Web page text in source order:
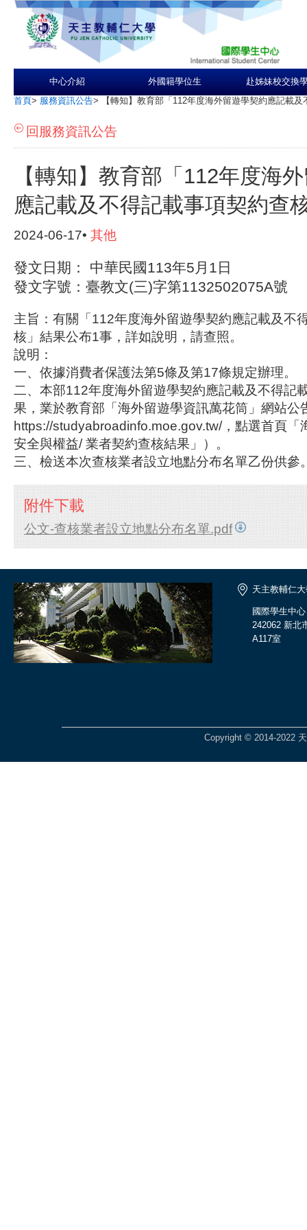
中心介紹 外國籍學位生 赴姊妹校交換
首頁> 服務資訊公告> 【轉知】教育部「112年度海外留遊學契約應記載
回服務資訊公告
【轉知】教育部「112年度海
應記載及不得記載事項契約查
2024-06-17• 其他
發文日期： 中華民國113年5月1日
發文字號：臺教文(三)字第1132502075A號
主旨：有關「112年度海外留遊學契約應記載及不
核」結果公布1事，詳如說明，請查照。
說明：
一、依據消費者保護法第5條及第17條規定辦理。
二、本部112年度海外留遊學契約應記載及不得記
果，業於教育部「海外留遊學資訊萬花筒」網站公
https://studyabroadinfo.moe.gov.tw/，點選首頁「
安全與權益/ 業者契約查核結果」）。
三、檢送本次查核業者設立地點分布名單乙份供參
附件下載
公文-查核業者設立地點分布名單.pdf
天主教輔仁
國際學生中心
242062 新北
A117室
Copyright © 2014-2022